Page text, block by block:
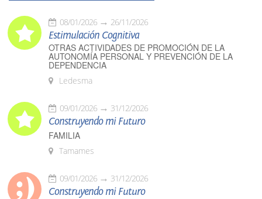
08/01/2026 26/11/2026
Estimulación Cognitiva
OTRAS ACTIVIDADES DE PROMOCIÓN DE LA
AUTONOMÍA PERSONAL Y PREVENCIÓN DE LA
DEPENDENCIA
Ledesma
09/01/2026 31/12/2026
Construyendo mi Futuro
FAMILIA
Tamames
09/01/2026 31/12/2026
Construyendo mi Futuro